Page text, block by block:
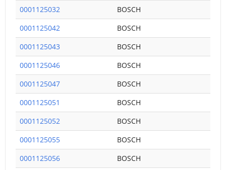
0001125032
BOSCH
0001125042
BOSCH
0001125043
BOSCH
0001125046
BOSCH
0001125047
BOSCH
0001125051
BOSCH
0001125052
BOSCH
0001125055
BOSCH
0001125056
BOSCH